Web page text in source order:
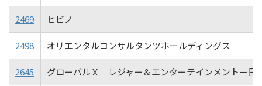
2469 ヒビノ
2498 オリエンタルコンサルタンツホールディングス
2645 グローバルＸ レジャー＆エンターテインメント－